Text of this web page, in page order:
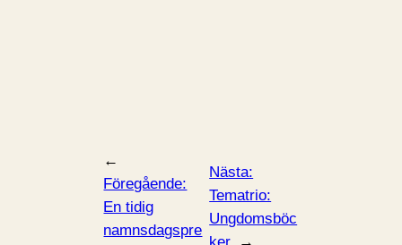
←
Föregående:
En tidig
namnsdagspre
Nästa:
Tematrio:
Ungdomsböc